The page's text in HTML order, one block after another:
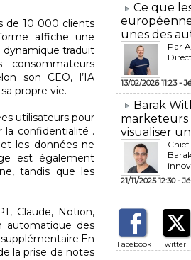
de 10 000 clients
affiche une
dynamique traduit
son CEO, l’IA
propre vie.
utilisateurs pour
la confidentialité .
les données ne
est également
tandis que les
Claude, Notion,
automatique des
la prise de notes
​Ce que
unes des
Par
13/02/2026 11:23 -
​Barak
marketeurs
visualiser
Chief
21/11/2025 12:30 -
Facebook Twitter